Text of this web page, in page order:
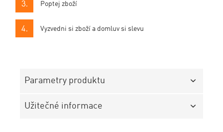
Poptej zboží
Vyzvedni si zboží a domluv si slevu
Parametry produktu
Užitečné informace